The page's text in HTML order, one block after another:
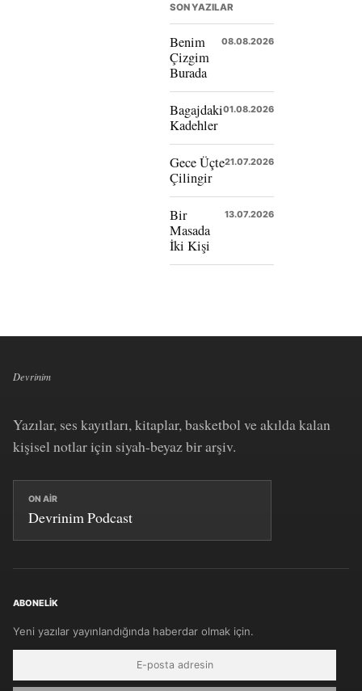
SON YAZILAR
Benim
Çizgim
Burada
08.08.2026
Bagajdaki
Kadehler
01.08.2026
Gece Üçte
Çilingir
21.07.2026
Bir
Masada
İki Kişi
13.07.2026
Devrinim
Yazılar, ses kayıtları, kitaplar, basketbol ve akılda kalan
kişisel notlar için siyah-beyaz bir arşiv.
ON AIR
Devrinim Podcast
ABONELIK
Yeni yazılar yayınlandığında haberdar olmak için.